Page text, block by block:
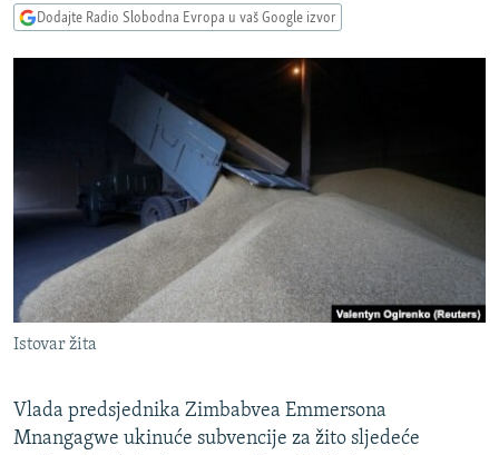
na
VIDEO
PODCASTI
KINA NA BALKANU
RSE PRIČE IZ SVIJETA
ISPRIČAJ MI
DNEVNO@RSE
SPECIJALI RSE
VIŠE OD NASLOVA
POPLAVE I KLIZIŠTA U BIH 2024.
TV LIBERTY
PRATITE NAS
Sve RFE/RL stranice
Dodajte Radio Slobodna Evropa u vaš Google izvor
Istovar žita
Vlada predsjednika Zimbabvea Emmersona
Mnangagwe ukinuće subvencije za žito sljedeće